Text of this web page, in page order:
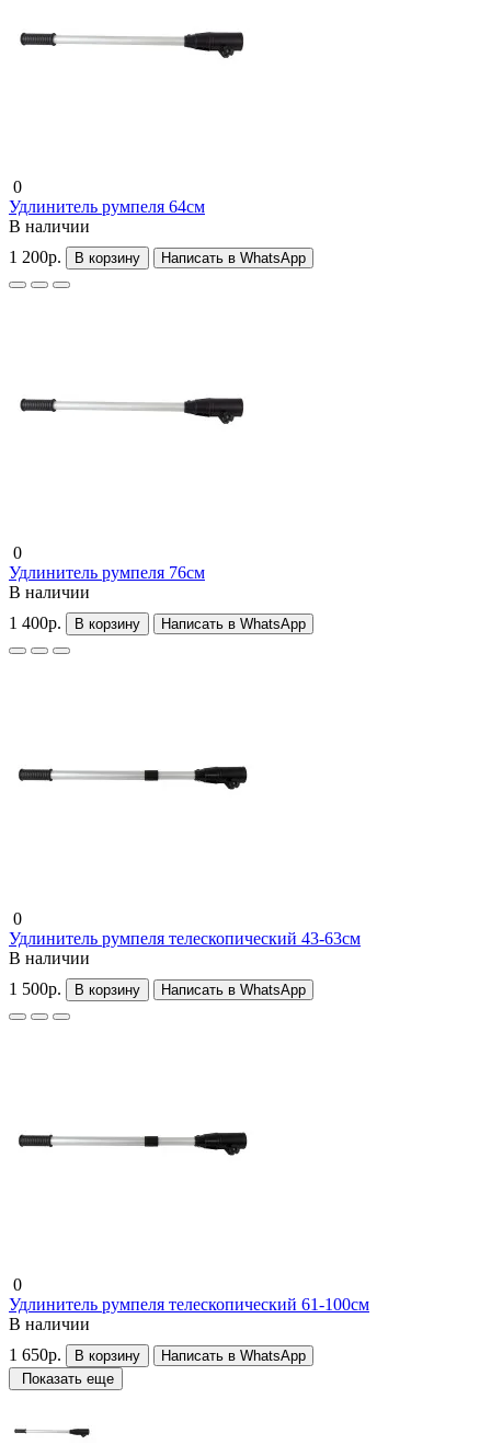
0
Удлинитель румпеля 64см
В наличии
1 200р.
В корзину Написать в WhatsApp
0
Удлинитель румпеля 76см
В наличии
1 400р.
В корзину Написать в WhatsApp
0
Удлинитель румпеля телескопический 43-63см
В наличии
1 500р.
В корзину Написать в WhatsApp
0
Удлинитель румпеля телескопический 61-100см
В наличии
1 650р.
В корзину
Написать в WhatsApp
Показать еще